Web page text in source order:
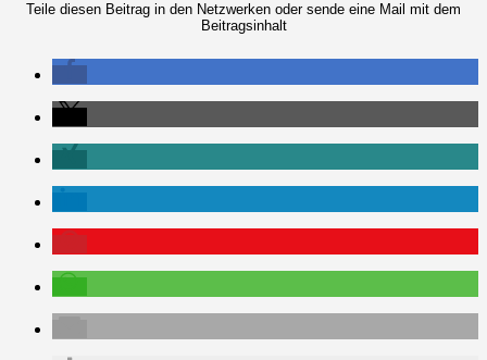
Teile diesen Beitrag in den Netzwerken oder sende eine Mail mit dem
Beitragsinhalt